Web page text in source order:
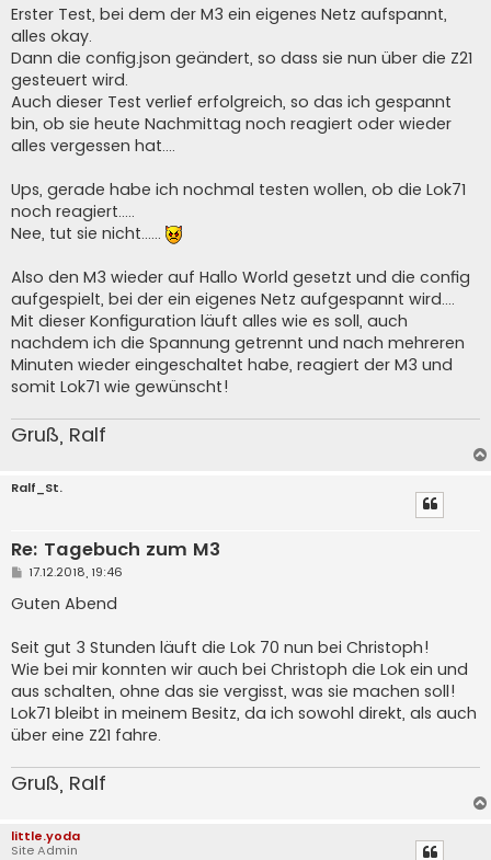
Erster Test, bei dem der M3 ein eigenes Netz aufspannt,
alles okay.
Dann die config.json geändert, so dass sie nun über die Z21
gesteuert wird.
Auch dieser Test verlief erfolgreich, so das ich gespannt
bin, ob sie heute Nachmittag noch reagiert oder wieder
alles vergessen hat....
Ups, gerade habe ich nochmal testen wollen, ob die Lok71
noch reagiert.....
Nee, tut sie nicht......
Also den M3 wieder auf Hallo World gesetzt und die config
aufgespielt, bei der ein eigenes Netz aufgespannt wird....
Mit dieser Konfiguration läuft alles wie es soll, auch
nachdem ich die Spannung getrennt und nach mehreren
Minuten wieder eingeschaltet habe, reagiert der M3 und
somit Lok71 wie gewünscht!
Gruß, Ralf
Ralf_St.
Re: Tagebuch zum M3
B
i
t
a
g
17.12.2018, 19:46
Guten Abend
Seit gut 3 Stunden läuft die Lok 70 nun bei Christoph!
Wie bei mir konnten wir auch bei Christoph die Lok ein und
aus schalten, ohne das sie vergisst, was sie machen soll!
Lok71 bleibt in meinem Besitz, da ich sowohl direkt, als auch
über eine Z21 fahre.
Gruß, Ralf
little.yoda
Site Admin